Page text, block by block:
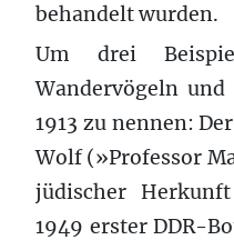
behandelt wurden.
Um drei
Wandervögeln
1913 zu nennen:
Wolf (»Professor
jüdischer
1949 erster DDR-